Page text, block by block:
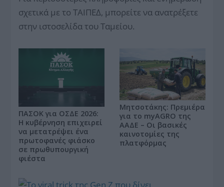
σχετικά με το ΤΑΙΠΕΔ, μπορείτε να ανατρέξετε
στην ιστοσελίδα του Ταμείου.
ΠΑΣΟΚ για ΟΣΔΕ 2026:
Η κυβέρνηση επιχειρεί
να μετατρέψει ένα
πρωτοφανές φιάσκο
σε πρωθυπουργική
φιέστα
Μητσοτάκης: Πρεμιέρα
για το myAGRO της
ΑΑΔΕ – Οι βασικές
καινοτομίες της
πλατφόρμας